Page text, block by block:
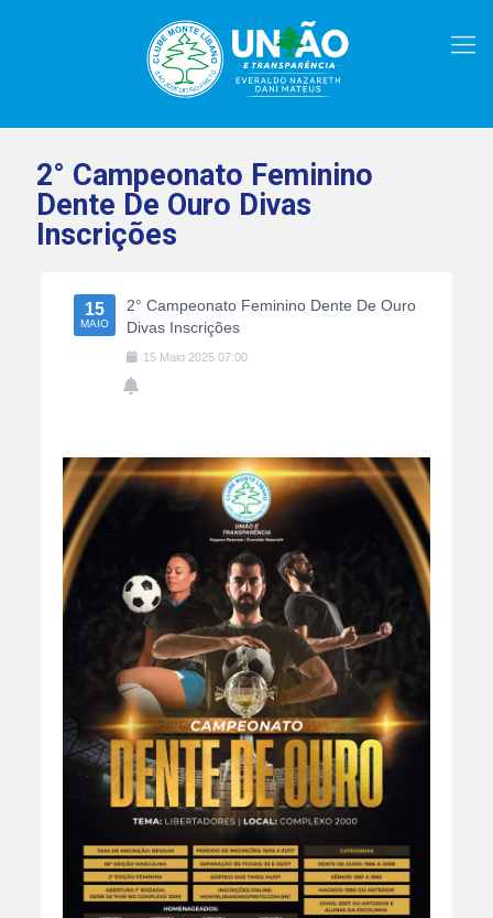
2° Campeonato Feminino
Dente De Ouro Divas
Inscrições
15
MAIO
2° Campeonato Feminino Dente De Ouro
Divas Inscrições
15 Maio 2025 07:00